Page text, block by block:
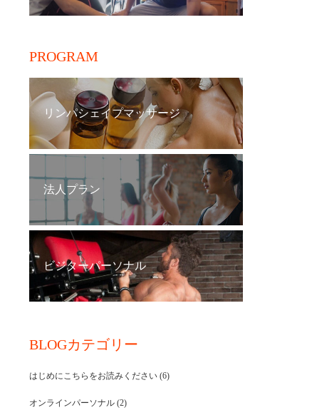
PROGRAM
リンパシェイプマッサージ
法人プラン
ビジターパーソナル
BLOGカテゴリー
はじめにこちらをお読みください (6)
オンラインパーソナル (2)